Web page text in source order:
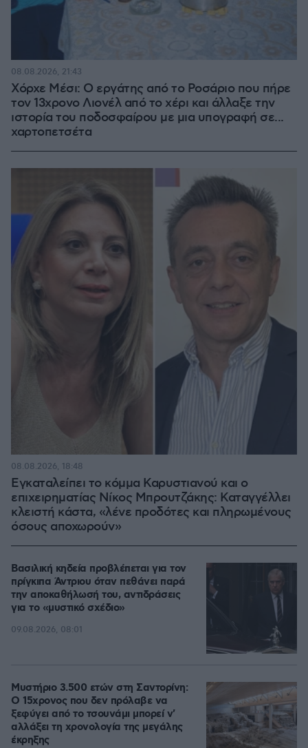
Χόρχε Μέσι: Ο εργάτης από το Ροσάριο που πήρε
τον 13χρονο Λιονέλ από το χέρι και άλλαξε την
ιστορία του ποδοσφαίρου με μια υπογραφή σε...
χαρτοπετσέτα
08.08.2026, 21:43
Εγκαταλείπει το κόμμα Καρυστιανού και ο
επιχειρηματίας Νίκος Μπρουτζάκης: Καταγγέλλει
κλειστή κάστα, «λένε προδότες και πληρωμένους
όσους αποχωρούν»
08.08.2026, 18:48
Βασιλική κηδεία προβλέπεται για τον
πρίγκιπα Άντριου όταν πεθάνει παρά
την αποκαθήλωσή του, αντιδράσεις
για το «μυστικό σχέδιο»
09.08.2026, 08:01
Μυστήριο 3.500 ετών στη Σαντορίνη:
Ο 15χρονος που δεν πρόλαβε να
ξεφύγει από το τσουνάμι μπορεί ν'
αλλάξει τη χρονολογία της μεγάλης
έκρηξης